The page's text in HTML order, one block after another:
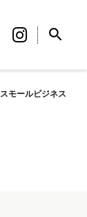
search
スモールビジネス